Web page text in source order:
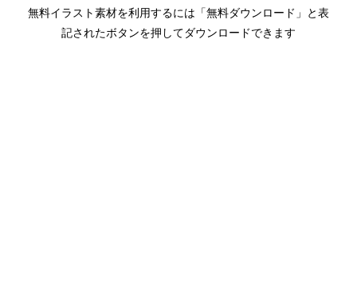
無料イラスト素材を利用するには「無料ダウンロード」と表
記されたボタンを押してダウンロードできます